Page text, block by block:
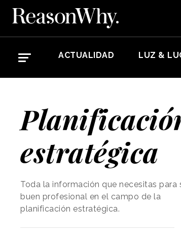
ACTUALIDAD LUZ &
estratégica
Toda la información que necesitas para
buen profesional en el campo de la
planificación estratégica.